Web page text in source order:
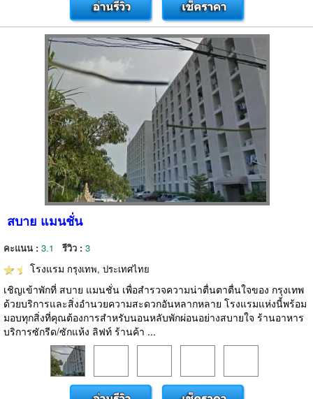
สบาย แมนชั่น
คะแนน : 3.1 รีวิว : 3
โรงแรม กรุงเทพ, ประเทศไทย
เชิญเข้าพักที่ สบาย แมนชั่น เพื่อสำรวจความน่าตื่นตาตื่นใจของ กรุงเทพ
ด้วยบริการและสิ่งอำนวยความสะดวกอันหลากหลาย โรงแรมแห่งนี้พร้อม
มอบทุกสิ่งที่คุณต้องการสำหรับนอนหลับพักผ่อนอย่างสบายใจ ร้านอาหาร
บริการซักรีด/ซักแห้ง ลิฟท์ ร้านค้า ...